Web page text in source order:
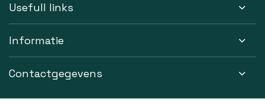
Usefull links
Informatie
Contactgegevens